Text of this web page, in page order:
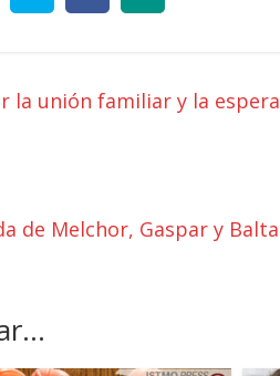
la unión familiar y la
de Melchor, Gaspar y